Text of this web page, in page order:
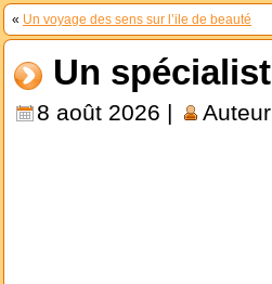
« Un voyage des sens sur l’ile de beauté
Un
8 août 2026 | Auteur